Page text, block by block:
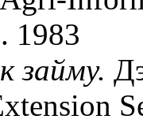
1983
займу.